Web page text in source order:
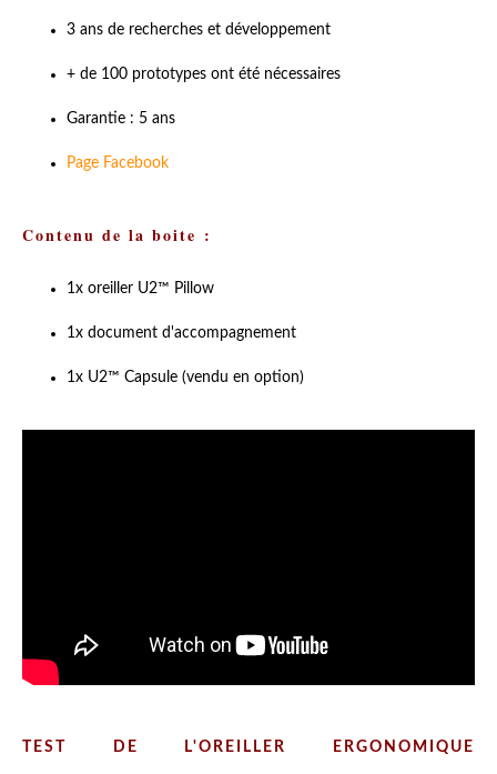
3 ans de recherches et développement
+ de 100 prototypes ont été nécessaires
Garantie : 5 ans
Page Facebook
Contenu de la boite :
1x oreiller U2™ Pillow
1x document d'accompagnement
1x U2™ Capsule (vendu en option)
TEST DE L'OREILLER ERGONOMIQUE